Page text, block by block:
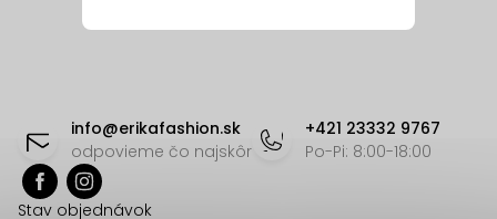
info@erikafashion.sk
odpovieme čo najskôr
+421 23332 9767
Po-Pi: 8:00-18:00
Stav objednávok